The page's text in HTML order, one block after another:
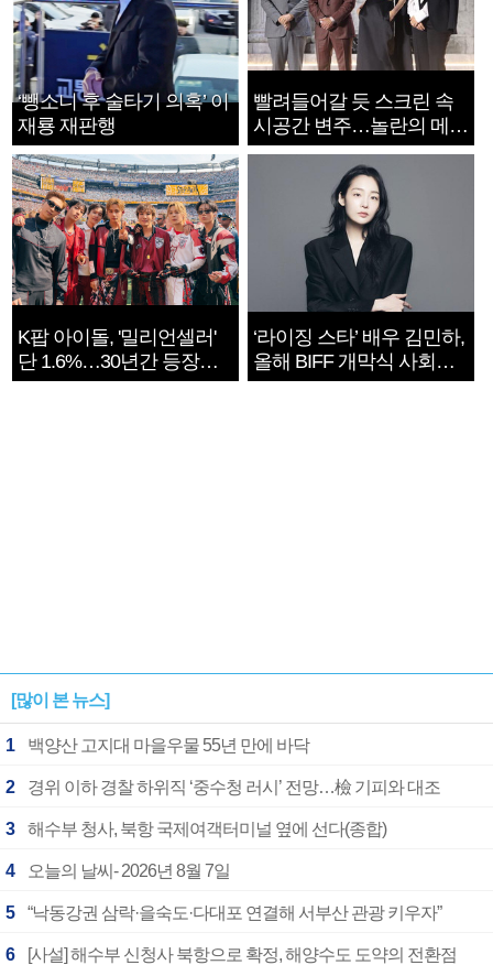
‘뺑소니 후 술타기 의혹’ 이
재룡 재판행
빨려들어갈 듯 스크린 속
시공간 변주…놀란의 메시
지는 ‘전쟁 속죄’
K팝 아이돌, '밀리언셀러'
단 1.6%…30년간 등장
1182개팀 전수조사
‘라이징 스타’ 배우 김민하,
올해 BIFF 개막식 사회자
확정
[많이 본 뉴스]
1 백양산 고지대 마을우물 55년 만에 바닥
2 경위 이하 경찰 하위직 ‘중수청 러시’ 전망…檢 기피와 대조
3 해수부 청사, 북항 국제여객터미널 옆에 선다(종합)
4 오늘의 날씨- 2026년 8월 7일
5 “낙동강권 삼락·을숙도·다대포 연결해 서부산 관광 키우자”
6 [사설] 해수부 신청사 북항으로 확정, 해양수도 도약의 전환점